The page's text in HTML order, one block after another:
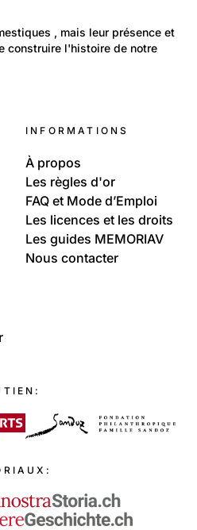
, mais leur présence et
construire l'histoire de notre
Valais -
INFORMATIONS
À propos
Les règles d'or
FAQ et Mode d’Emploi
Les licences et les droits
Les guides MEMORIAV
Nous contacter